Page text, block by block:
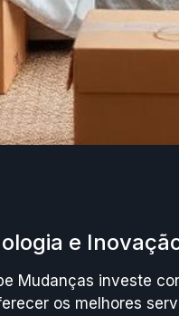
e
Mudanças investe
os melhores